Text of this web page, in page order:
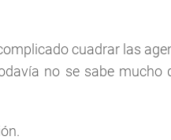
cuadrar las
no se sabe mucho